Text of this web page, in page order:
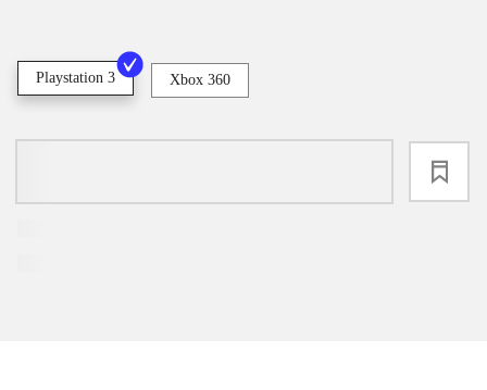
Playstation 3 Xbox 360